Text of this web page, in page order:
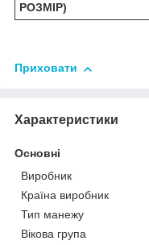
РОЗМІР)
Приховати
Характеристики
Основні
Виробник
Країна виробник
Тип манежу
Вікова група